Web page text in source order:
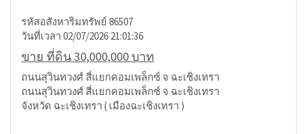
รหัสอสังหาริมทรัพย์ 86507
วันที่เวลา 02/07/2026 21:01:36
ขาย ที่ดิน 30,000,000 บาท
ถนนสุวินทวงศ์ สี่แยกคอมเพล็กซ์ จ ฉะเชิงเทรา
ถนนสุวินทวงศ์ สี่แยกคอมเพล็กซ์ จ ฉะเชิงเทรา
จังหวัด ฉะเชิงเทรา ( เมืองฉะเชิงเทรา )